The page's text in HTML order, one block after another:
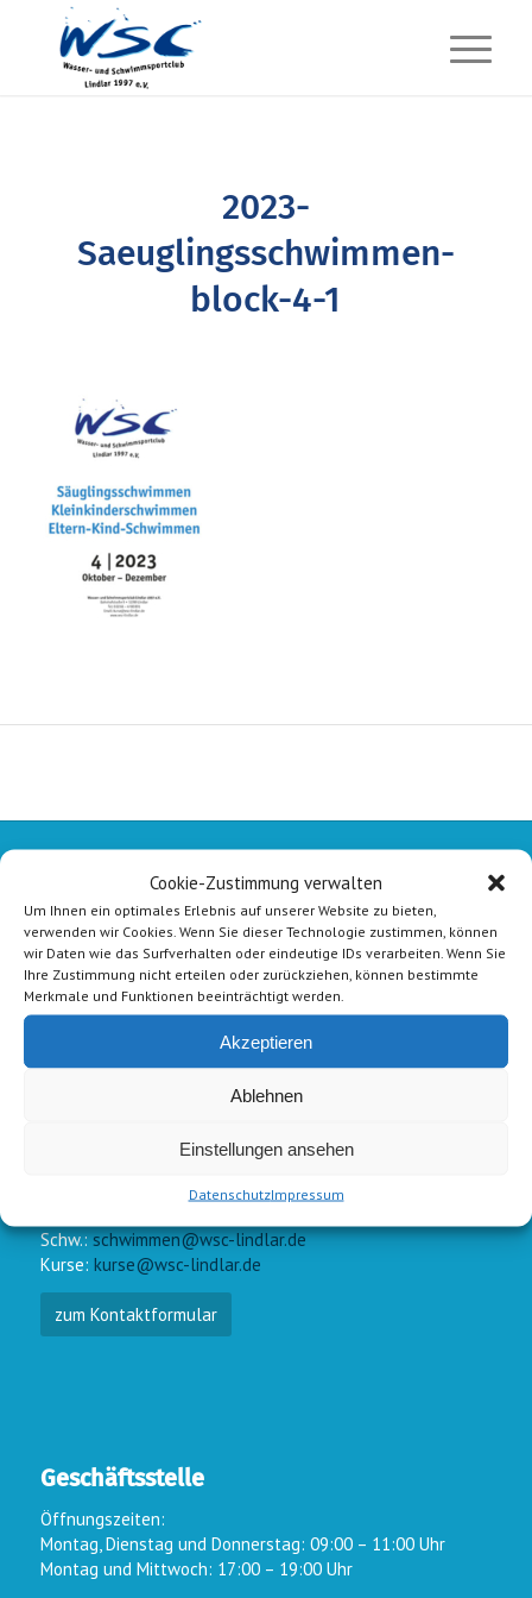
Cookie-Zustimmung verwalten
Um Ihnen ein optimales Erlebnis auf unserer Website zu bieten,
verwenden wir Cookies. Wenn Sie dieser Technologie zustimmen, können
wir Daten wie das Surfverhalten oder eindeutige IDs verarbeiten. Wenn Sie
Ihre Zustimmung nicht erteilen oder zurückziehen, können bestimmte
Merkmale und Funktionen beeinträchtigt werden.
Akzeptieren
Ablehnen
Einstellungen ansehen
DatenschutzImpressum
2023-
Saeuglingsschwimmen-
block-4-1
Schw.:schwimmen@wsc-lindlar.de
Kurse: kurse@wsc-lindlar.de
zum Kontaktformular
Geschäftsstelle
Öffnungszeiten:
Montag, Dienstag und Donnerstag: 09:00 – 11:00 Uhr
Montag und Mittwoch: 17:00 – 19:00 Uhr